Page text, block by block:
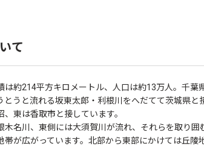
て
約214平方キロメートル、人口は約13万人。千葉
とうと流れる坂東太郎・利根川をへだてて茨城県と
、東は香取市と接しています。
名川、東側には大須賀川が流れ、それらを取り囲
帯が広がっています。北部から東部にかけては丘陵